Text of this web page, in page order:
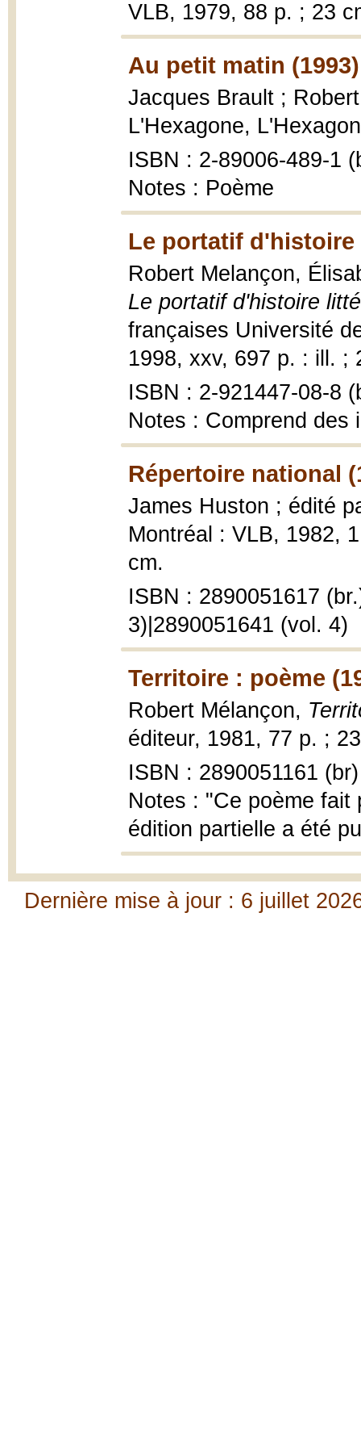
VLB, 1979, 88 p. ; 23
Au petit matin (1993)
Jacques Brault ;
L'Hexagone,
ISBN : 2-89006-489-1
Notes : Poème
Le portatif d'histoire
Robert Melançon,
Le portatif d'histoire
françaises Université
1998, xxv, 697 p. : ill. ;
ISBN : 2-921447-08-8
Notes : Comprend des
Répertoire national
James Huston ; édité
Montréal : VLB, 1982,
cm.
ISBN : 2890051617
3)|2890051641 (vol. 4)
Territoire : poème
Robert Mélançon,
éditeur, 1981, 77 p. ;
ISBN : 2890051161 (br)
Notes : "Ce poème fait
édition partielle a été
Dernière mise à jour : 6 juillet